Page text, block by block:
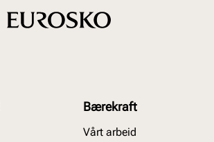
Bærekraft
Vårt arbeid